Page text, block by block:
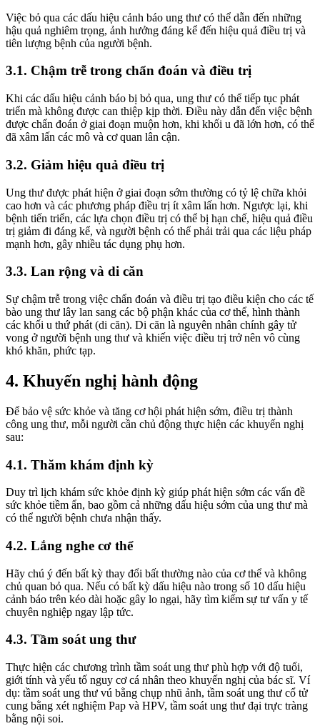
Việc bỏ qua các dấu hiệu cảnh báo ung thư có thể dẫn đến những
hậu quả nghiêm trọng, ảnh hưởng đáng kể đến hiệu quả điều trị và
tiên lượng bệnh của người bệnh.
3.1. Chậm trễ trong chẩn đoán và điều trị
Khi các dấu hiệu cảnh báo bị bỏ qua, ung thư có thể tiếp tục phát
triển mà không được can thiệp kịp thời. Điều này dẫn đến việc bệnh
được chẩn đoán ở giai đoạn muộn hơn, khi khối u đã lớn hơn, có thể
đã xâm lấn các mô và cơ quan lân cận.
3.2. Giảm hiệu quả điều trị
Ung thư được phát hiện ở giai đoạn sớm thường có tỷ lệ chữa khỏi
cao hơn và các phương pháp điều trị ít xâm lấn hơn. Ngược lại, khi
bệnh tiến triển, các lựa chọn điều trị có thể bị hạn chế, hiệu quả điều
trị giảm đi đáng kể, và người bệnh có thể phải trải qua các liệu pháp
mạnh hơn, gây nhiều tác dụng phụ hơn.
3.3. Lan rộng và di căn
Sự chậm trễ trong việc chẩn đoán và điều trị tạo điều kiện cho các tế
bào ung thư lây lan sang các bộ phận khác của cơ thể, hình thành
các khối u thứ phát (di căn). Di căn là nguyên nhân chính gây tử
vong ở người bệnh ung thư và khiến việc điều trị trở nên vô cùng
khó khăn, phức tạp.
4. Khuyến nghị hành động
Để bảo vệ sức khỏe và tăng cơ hội phát hiện sớm, điều trị thành
công ung thư, mỗi người cần chủ động thực hiện các khuyến nghị
sau:
4.1. Thăm khám định kỳ
Duy trì lịch khám sức khỏe định kỳ giúp phát hiện sớm các vấn đề
sức khỏe tiềm ẩn, bao gồm cả những dấu hiệu sớm của ung thư mà
có thể người bệnh chưa nhận thấy.
4.2. Lắng nghe cơ thể
Hãy chú ý đến bất kỳ thay đổi bất thường nào của cơ thể và không
chủ quan bỏ qua. Nếu có bất kỳ dấu hiệu nào trong số 10 dấu hiệu
cảnh báo trên kéo dài hoặc gây lo ngại, hãy tìm kiếm sự tư vấn y tế
chuyên nghiệp ngay lập tức.
4.3. Tầm soát ung thư
Thực hiện các chương trình tầm soát ung thư phù hợp với độ tuổi,
giới tính và yếu tố nguy cơ cá nhân theo khuyến nghị của bác sĩ. Ví
dụ: tầm soát ung thư vú bằng chụp nhũ ảnh, tầm soát ung thư cổ tử
cung bằng xét nghiệm Pap và HPV, tầm soát ung thư đại trực tràng
bằng nội soi.